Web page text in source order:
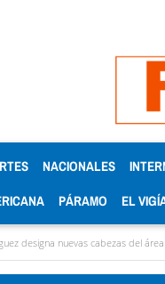
NACIONALES
PÁRAMO EL
cabezas del área eléctrica para